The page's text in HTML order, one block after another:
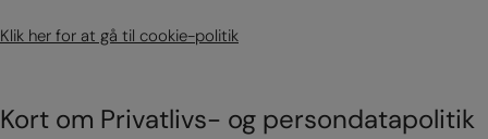
Klik her for at gå til cookie-politik
Kort om Privatlivs- og persondatapolitik